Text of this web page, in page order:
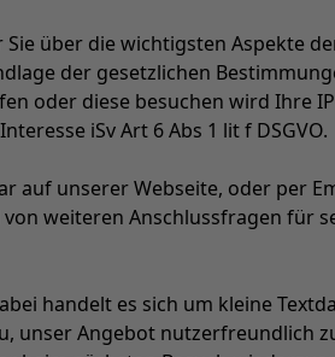
über die wichtigsten Aspekte
der gesetzlichen
oder diese besuchen wird Ihre
iSv Art 6 Abs 1 lit f DSGVO.
auf unserer Webseite, oder per
weiteren Anschlussfragen für
handelt es sich um kleine
unser Angebot nutzerfreundlich